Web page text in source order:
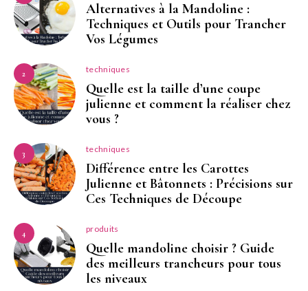
Alternatives à la Mandoline :
Techniques et Outils pour Trancher
Vos Légumes
2 techniques
Quelle est la taille d’une coupe
julienne et comment la réaliser chez
vous ?
3 techniques
Différence entre les Carottes
Julienne et Bâtonnets : Précisions sur
Ces Techniques de Découpe
4 produits
Quelle mandoline choisir ? Guide
des meilleurs trancheurs pour tous
les niveaux